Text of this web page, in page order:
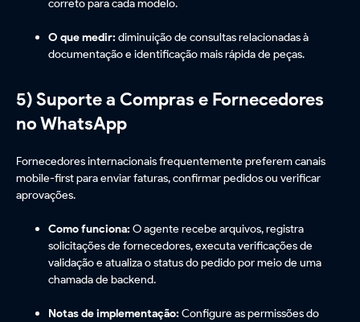
correto para cada modelo.
O que medir: diminuição de consultas relacionadas à
documentação e identificação mais rápida de peças.
5) Suporte a Compras e Fornecedores
no WhatsApp
Fornecedores internacionais frequentemente preferem canais
mobile-first para enviar faturas, confirmar pedidos ou verificar
aprovações.
Como funciona: O agente recebe arquivos, registra
solicitações de fornecedores, executa verificações de
validação e atualiza o status do pedido por meio de uma
chamada de backend.
Notas de implementação: Configure as permissões do